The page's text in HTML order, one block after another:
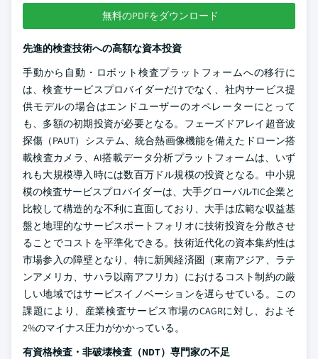
無料のPDFをダウンロード
先進的検査技術への高額な資本投資
手動から自動・ロボット検査プラットフォームへの移行に
は、検査サービスプロバイダーだけでなく、社内サービス提
供モデルの場合はエンドユーザーのオペレーターにとって
も、多額の初期投資が必要となる。フェーズドアレイ超音波
探傷（PAUT）システム、統合熱画像機能を備えたドローン搭
載検査カメラ、AI搭載データ分析プラットフォームは、いず
れも大規模導入時には数百万ドル規模の投資となる。中小規
模の検査サービスプロバイダーは、大手グローバルTIC企業と
比較して構造的な不利に直面しており、大手は広範な収益基
盤と地理的なサービスポートフォリオに技術投資を分散させ
ることでコストを平準化できる。技術近代化の資本集約性は
市場参入の障壁となり、特に新興経済圏（東南アジア、ラテ
ンアメリカ、サハラ以南アフリカ）におけるコスト制約の厳
しい地域ではサービスイノベーションを遅らせている。この
課題により、産業検査サービス市場のCAGRに対し、およそ
2%のマイナス圧力がかかっている。
有資格検査・非破壊検査（NDT）専門家の不足